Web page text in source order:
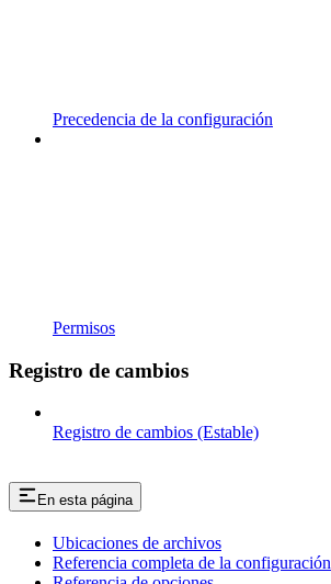
Precedencia de la configuración
Permisos
Registro de cambios
Registro de cambios (Estable)
En esta página
Ubicaciones de archivos
Referencia completa de la configuración